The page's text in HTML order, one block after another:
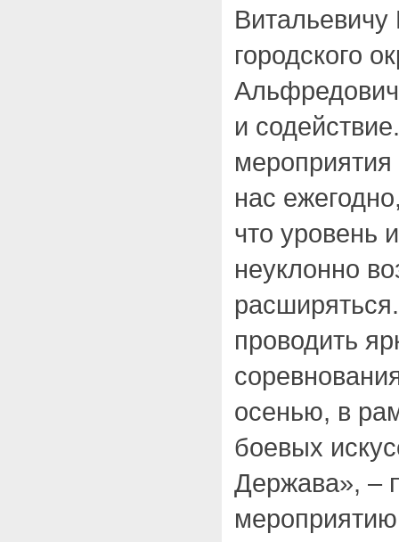
Витальевичу
городского
и
мероприятия
нас
что уровень
неуклонно
проводить
осенью, в
боевых
Держава», –